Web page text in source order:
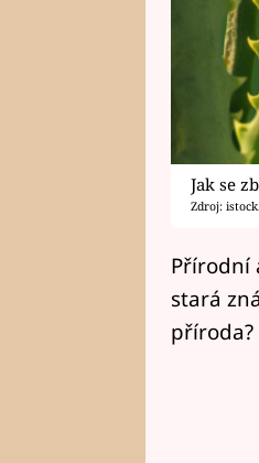
Jak se
Zdroj:
Přírodní
stará
příroda?